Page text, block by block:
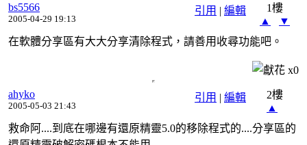
引用 | 編輯
bs5566
2005-04-29 19:13
1樓
▲
▼
在軟體分享區有大大分享清除程式，請善用收尋功能吧。
x0
引用 | 編輯
ahyko
2005-05-03 21:43
2樓
▲
救命阿....到底在哪邊有還原精靈5.0的移除程式的....分享區的